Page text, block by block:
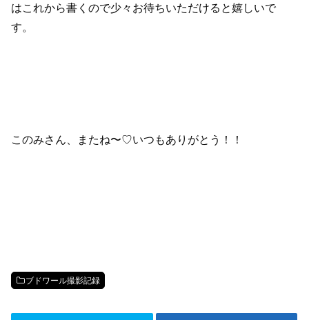
はこれから書くので少々お待ちいただけると嬉しいで
す。
このみさん、またね〜♡いつもありがとう！！
ブドワール撮影記録